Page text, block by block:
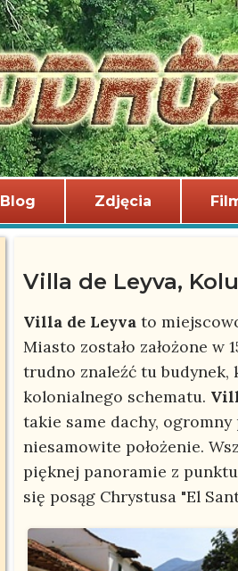
Blog Zdjęcia
Villa de Leyva,
Villa de Leyva to
Miasto zostało założone w
trudno znaleźć tu budynek,
kolonialnego schematu.
takie same dachy, ogromny
niesamowite położenie.
pięknej panoramie z
się posąg Chrystusa "El